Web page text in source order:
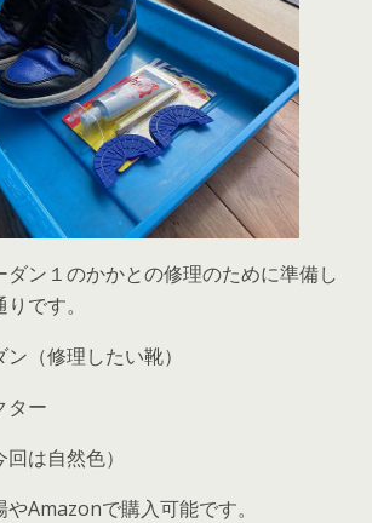
ン１のかかとの修理のために準備し
です。
（修理したい靴）
ター
は自然色）
Amazonで購入可能です。